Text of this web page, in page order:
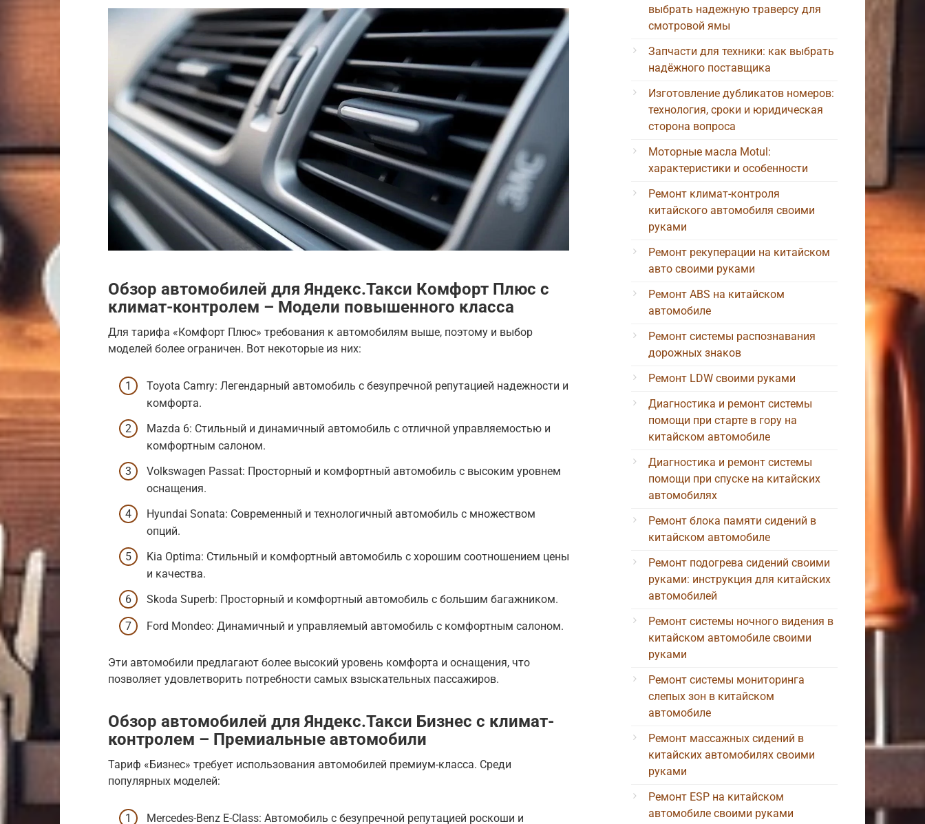
Обзор автомобилей для Яндекс.Такси Комфорт Плюс с
климат-контролем – Модели повышенного класса
Для тарифа «Комфорт Плюс» требования к автомобилям выше, поэтому и выбор
моделей более ограничен. Вот некоторые из них:
Toyota Camry: Легендарный автомобиль с безупречной репутацией надежности и
комфорта.
Mazda 6: Стильный и динамичный автомобиль с отличной управляемостью и
комфортным салоном.
Volkswagen Passat: Просторный и комфортный автомобиль с высоким уровнем
оснащения.
Hyundai Sonata: Современный и технологичный автомобиль с множеством
опций.
Kia Optima: Стильный и комфортный автомобиль с хорошим соотношением цены
и качества.
Skoda Superb: Просторный и комфортный автомобиль с большим багажником.
Ford Mondeo: Динамичный и управляемый автомобиль с комфортным салоном.
Эти автомобили предлагают более высокий уровень комфорта и оснащения, что
позволяет удовлетворить потребности самых взыскательных пассажиров.
Обзор автомобилей для Яндекс.Такси Бизнес с климат-
контролем – Премиальные автомобили
Тариф «Бизнес» требует использования автомобилей премиум-класса. Среди
популярных моделей:
Mercedes-Benz E-Class: Автомобиль с безупречной репутацией роскоши и
выбрать надежную траверсу для
смотровой ямы
Запчасти для техники: как выбрать
надёжного поставщика
Изготовление дубликатов номеров:
технология, сроки и юридическая
сторона вопроса
Моторные масла Motul:
характеристики и особенности
Ремонт климат-контроля
китайского автомобиля своими
руками
Ремонт рекуперации на китайском
авто своими руками
Ремонт ABS на китайском
автомобиле
Ремонт системы распознавания
дорожных знаков
Ремонт LDW своими руками
Диагностика и ремонт системы
помощи при старте в гору на
китайском автомобиле
Диагностика и ремонт системы
помощи при спуске на китайских
автомобилях
Ремонт блока памяти сидений в
китайском автомобиле
Ремонт подогрева сидений своими
руками: инструкция для китайских
автомобилей
Ремонт системы ночного видения в
китайском автомобиле своими
руками
Ремонт системы мониторинга
слепых зон в китайском
автомобиле
Ремонт массажных сидений в
китайских автомобилях своими
руками
Ремонт ESP на китайском
автомобиле своими руками